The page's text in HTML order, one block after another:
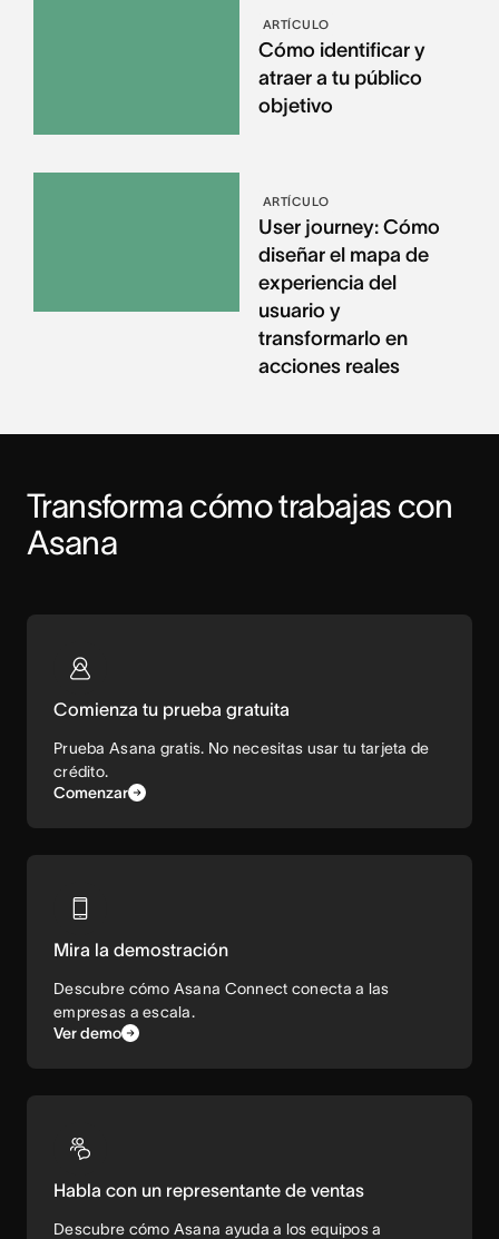
ARTÍCULO
Cómo identificar y
atraer a tu público
objetivo
ARTÍCULO
User journey: Cómo
diseñar el mapa de
experiencia del
usuario y
transformarlo en
acciones reales
Transforma cómo trabajas con
Asana
Comienza tu prueba gratuita
Prueba Asana gratis. No necesitas usar tu tarjeta de
crédito.
Comenzar
Mira la demostración
Descubre cómo Asana Connect conecta a las
empresas a escala.
Ver demo
Habla con un representante de ventas
Descubre cómo Asana ayuda a los equipos a